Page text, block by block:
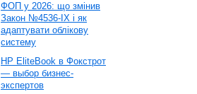
ФОП у 2026: що змінив
Закон №4536-IX і як
адаптувати облікову
систему
HP EliteBook в Фокстрот
— выбор бизнес-
экспертов